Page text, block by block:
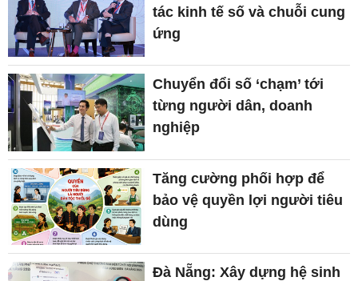
tác kinh tế số và chuỗi cung
ứng
Chuyển đổi số ‘chạm’ tới
từng người dân, doanh
nghiệp
Tăng cường phối hợp để
bảo vệ quyền lợi người tiêu
dùng
Đà Nẵng: Xây dựng hệ sinh